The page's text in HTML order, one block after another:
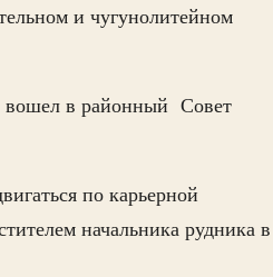
и чугунолитейном
вошел в районный Совет
по карьерной
начальника рудника в